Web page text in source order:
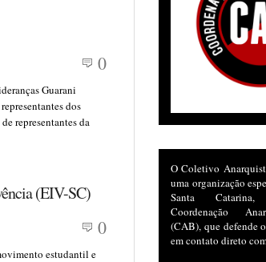
0
Guarani
dos
representantes da
(EIV-SC)
0
estudantil e
O Coletivo
uma organização
Santa
Coordenação
(CAB), que defende
em contato direto